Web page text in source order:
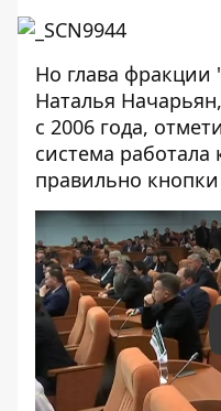
Но глава
Наталья
с 2006 года,
система
правильно